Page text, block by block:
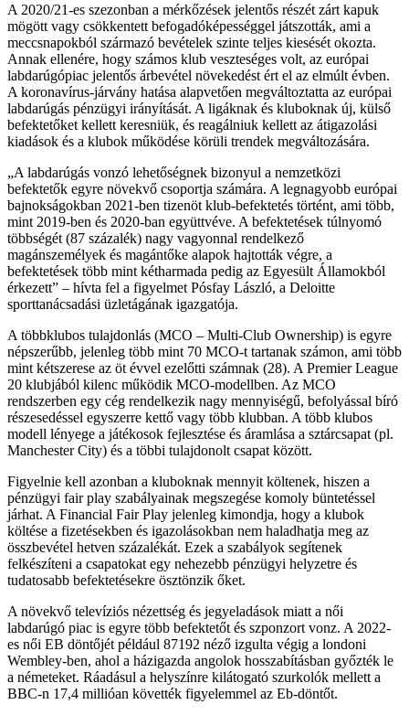
A 2020/21-es szezonban a mérkőzések jelentős részét zárt kapuk
mögött vagy csökkentett befogadóképességgel játszották, ami a
meccsnapokból származó bevételek szinte teljes kiesését okozta.
Annak ellenére, hogy számos klub veszteséges volt, az európai
labdarúgópiac jelentős árbevétel növekedést ért el az elmúlt évben.
A koronavírus-járvány hatása alapvetően megváltoztatta az európai
labdarúgás pénzügyi irányítását. A ligáknak és kluboknak új, külső
befektetőket kellett keresniük, és reagálniuk kellett az átigazolási
kiadások és a klubok működése körüli trendek megváltozására.
A labdarúgás vonzó lehetőségnek bizonyul a nemzetközi
befektetők egyre növekvő csoportja számára. A legnagyobb európai
bajnokságokban 2021-ben tizenöt klub-befektetés történt, ami több,
mint 2019-ben és 2020-ban együttvéve. A befektetések túlnyomó
többségét (87 százalék) nagy vagyonnal rendelkező
magánszemélyek és magántőke alapok hajtották végre, a
befektetések több mint kétharmada pedig az Egyesült Államokból
érkezett
– hívta fel a figyelmet Pósfay László, a Deloitte
sporttanácsadási üzletágának igazgatója.
A többklubos tulajdonlás (MCO – Multi-Club Ownership) is egyre
népszerűbb, jelenleg több mint 70 MCO-t tartanak számon, ami több
mint kétszerese az öt évvel ezelőtti számnak (28). A Premier League
20 klubjából kilenc működik MCO-modellben. Az MCO
rendszerben egy cég rendelkezik nagy mennyiségű, befolyással bíró
részesedéssel egyszerre kettő vagy több klubban. A több klubos
modell lényege a játékosok fejlesztése és áramlása a sztárcsapat (pl.
Manchester City) és a többi tulajdonolt csapat között.
Figyelnie kell azonban a kluboknak mennyit költenek, hiszen a
pénzügyi fair play szabályainak megszegése komoly büntetéssel
járhat. A Financial Fair Play jelenleg kimondja, hogy a klubok
költése a fizetésekben és igazolásokban nem haladhatja meg az
összbevétel hetven százalékát. Ezek a szabályok segítenek
felkészíteni a csapatokat egy nehezebb pénzügyi helyzetre és
tudatosabb befektetésekre ösztönzik őket.
A növekvő televíziós nézettség és jegyeladások miatt a női
labdarúgó piac is egyre több befektetőt és szponzort vonz. A 2022-
es női EB döntőjét például 87192 néző izgulta végig a londoni
Wembley-ben, ahol a házigazda angolok hosszabításban győzték le
a németeket. Ráadásul a helyszínre kilátogató szurkolók mellett a
BBC-n 17,4 millióan követték figyelemmel az Eb-döntőt.